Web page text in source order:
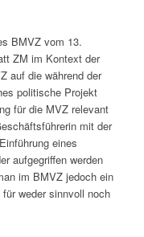
BMVZ vom 13.
ZM im Kontext der
auf die während der
politische Projekt
für die MVZ relevant
mit der
eines
aufgegriffen werden
im BMVZ jedoch ein
weder sinnvoll noch